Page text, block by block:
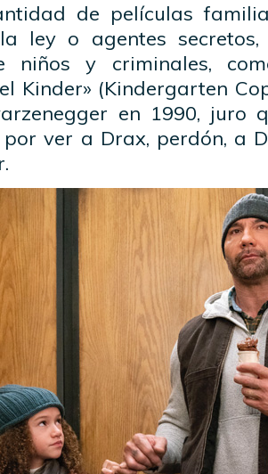
de películas
ley o agentes
niños y criminales,
Kinder» (Kindergarten
en 1990, juro
ver a Drax, perdón, a